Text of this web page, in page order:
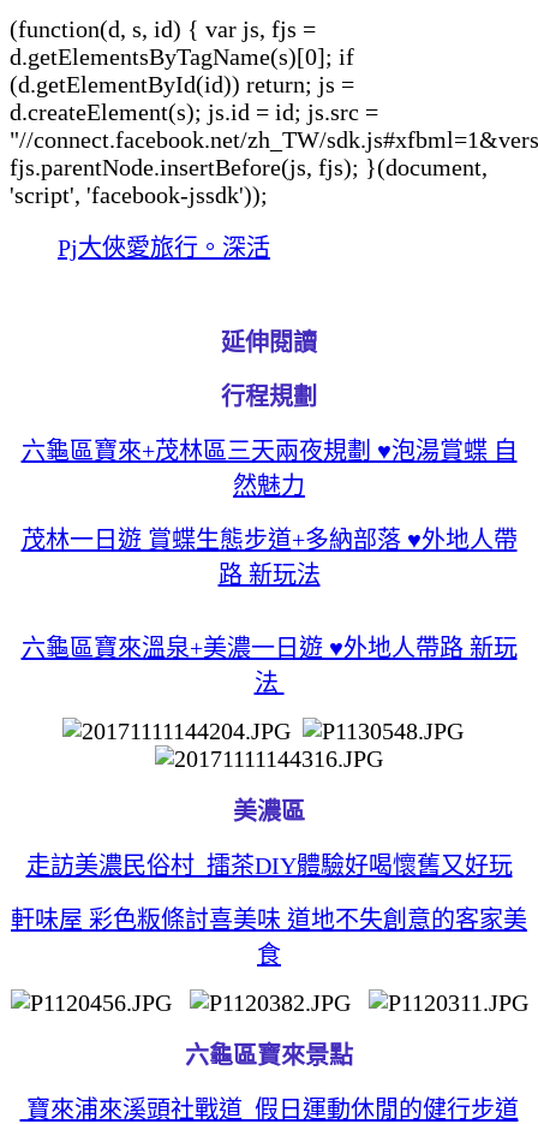
(function(d, s, id) { var js, fjs =
d.getElementsByTagName(s)[0]; if
(d.getElementById(id)) return; js =
d.createElement(s); js.id = id; js.src =
"//connect.facebook.net/zh_TW/
fjs.parentNode.insertBefore(js, fjs); }(document,
'script', 'facebook-jssdk'));
Pj大俠愛旅行。深活
延伸閱讀
行程規劃
六龜區寶來+茂林區三天兩夜規劃 ♥泡湯賞蝶 自
然魅力
茂林一日遊 賞蝶生態步道+多納部落 ♥外地人帶
路 新玩法
六龜區寶來溫泉+美濃一日遊 ♥外地人帶路 新玩
法
美濃區
走訪美濃民俗村 擂茶DIY體驗好喝懷舊又好玩
軒味屋 彩色粄條討喜美味 道地不失創意的客家美
食
六龜區寶來景點
寶來浦來溪頭社戰道 假日運動休閒的健行步道